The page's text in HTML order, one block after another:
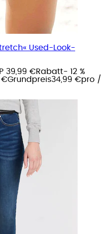
Used-Look-
39,99 €Rabatt- 12 %
€Grundpreis34,99 €pro /